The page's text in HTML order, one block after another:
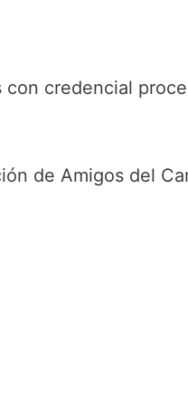
credencial
de Amigos del